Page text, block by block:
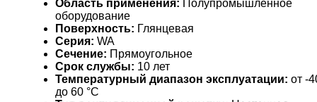
Область применения: Полупромышленное
оборудование
Поверхность: Глянцевая
Серия: WA
Сечение: Прямоугольное
Срок службы: 10 лет
Температурный диапазон эксплуатации: от -
до 60 °С